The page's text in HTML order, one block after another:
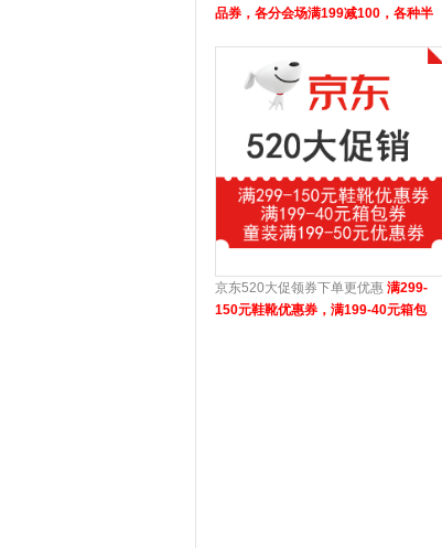
品券，各分会场满199减100，各种半
京东520大促领券下单更优惠 满299-
150元鞋靴优惠券，满199-40元箱包